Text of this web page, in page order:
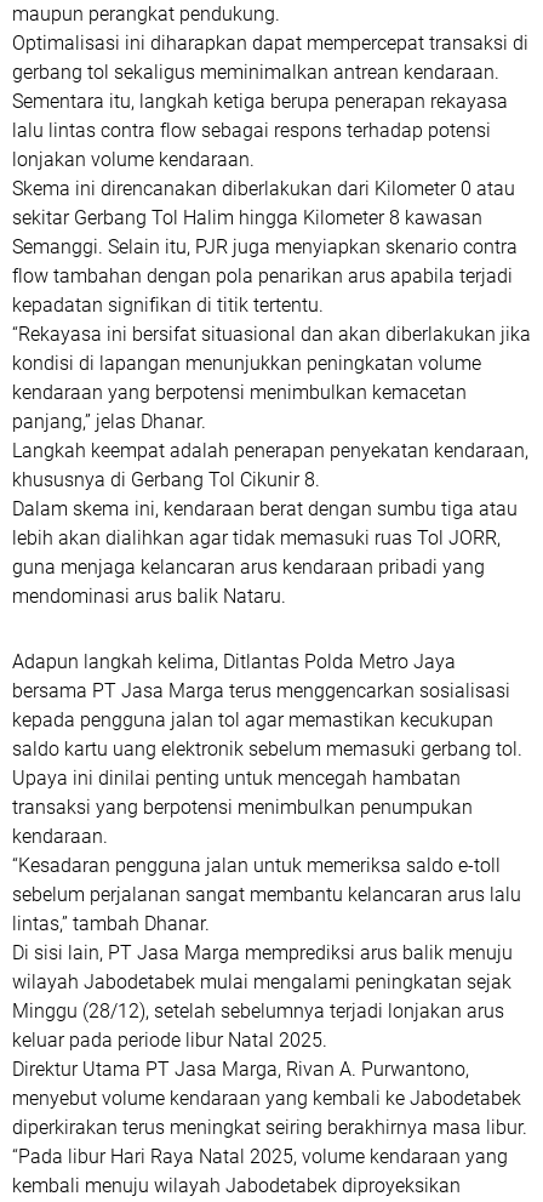
maupun perangkat pendukung.
Optimalisasi ini diharapkan dapat mempercepat transaksi di
gerbang tol sekaligus meminimalkan antrean kendaraan.
Sementara itu, langkah ketiga berupa penerapan rekayasa
lalu lintas contra flow sebagai respons terhadap potensi
lonjakan volume kendaraan.
Skema ini direncanakan diberlakukan dari Kilometer 0 atau
sekitar Gerbang Tol Halim hingga Kilometer 8 kawasan
Semanggi. Selain itu, PJR juga menyiapkan skenario contra
flow tambahan dengan pola penarikan arus apabila terjadi
kepadatan signifikan di titik tertentu.
‎“Rekayasa ini bersifat situasional dan akan diberlakukan jika
kondisi di lapangan menunjukkan peningkatan volume
kendaraan yang berpotensi menimbulkan kemacetan
panjang,” jelas Dhanar.
‎Langkah keempat adalah penerapan penyekatan kendaraan,
khususnya di Gerbang Tol Cikunir 8.
Dalam skema ini, kendaraan berat dengan sumbu tiga atau
lebih akan dialihkan agar tidak memasuki ruas Tol JORR,
guna menjaga kelancaran arus kendaraan pribadi yang
mendominasi arus balik Nataru.
‎Adapun langkah kelima, Ditlantas Polda Metro Jaya
bersama PT Jasa Marga terus menggencarkan sosialisasi
kepada pengguna jalan tol agar memastikan kecukupan
saldo kartu uang elektronik sebelum memasuki gerbang tol.
Upaya ini dinilai penting untuk mencegah hambatan
transaksi yang berpotensi menimbulkan penumpukan
kendaraan.
‎“Kesadaran pengguna jalan untuk memeriksa saldo e-toll
sebelum perjalanan sangat membantu kelancaran arus lalu
lintas,” tambah Dhanar.
‎Di sisi lain, PT Jasa Marga memprediksi arus balik menuju
wilayah Jabodetabek mulai mengalami peningkatan sejak
Minggu (28/12), setelah sebelumnya terjadi lonjakan arus
keluar pada periode libur Natal 2025.
‎Direktur Utama PT Jasa Marga, Rivan A. Purwantono,
menyebut volume kendaraan yang kembali ke Jabodetabek
diperkirakan terus meningkat seiring berakhirnya masa libur.
“Pada libur Hari Raya Natal 2025, volume kendaraan yang
kembali menuju wilayah Jabodetabek diproyeksikan